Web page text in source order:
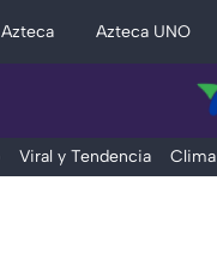
Azteca UNO
Viral y Tendencia Clima